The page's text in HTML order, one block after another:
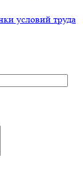
условий труда